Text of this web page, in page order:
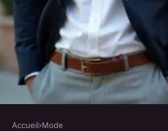
Accueil›Mode